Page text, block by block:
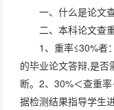
一、什么是论文
二、本科论文查
1、重率≤30%者
的毕业论文答辩,是否
断。2、30%＜查重
据检测结果指导学生